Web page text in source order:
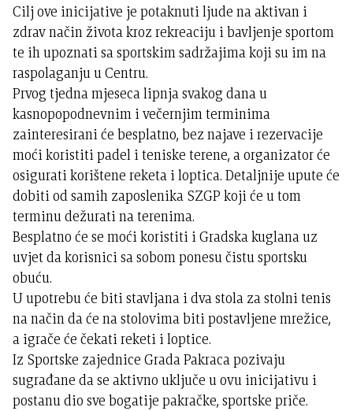
Cilj ove inicijative je potaknuti ljude na aktivan i
zdrav način života kroz rekreaciju i bavljenje sportom
te ih upoznati sa sportskim sadržajima koji su im na
raspolaganju u Centru.
Prvog tjedna mjeseca lipnja svakog dana u
kasnopopodnevnim i večernjim terminima
zainteresirani će besplatno, bez najave i rezervacije
moći koristiti padel i teniske terene, a organizator će
osigurati korištene reketa i loptica. Detaljnije upute će
dobiti od samih zaposlenika SZGP koji će u tom
terminu dežurati na terenima.
Besplatno će se moći koristiti i Gradska kuglana uz
uvjet da korisnici sa sobom ponesu čistu sportsku
obuću.
U upotrebu će biti stavljana i dva stola za stolni tenis
na način da će na stolovima biti postavljene mrežice,
a igrače će čekati reketi i loptice.
Iz Sportske zajednice Grada Pakraca pozivaju
sugrađane da se aktivno uključe u ovu inicijativu i
postanu dio sve bogatije pakračke, sportske priče.